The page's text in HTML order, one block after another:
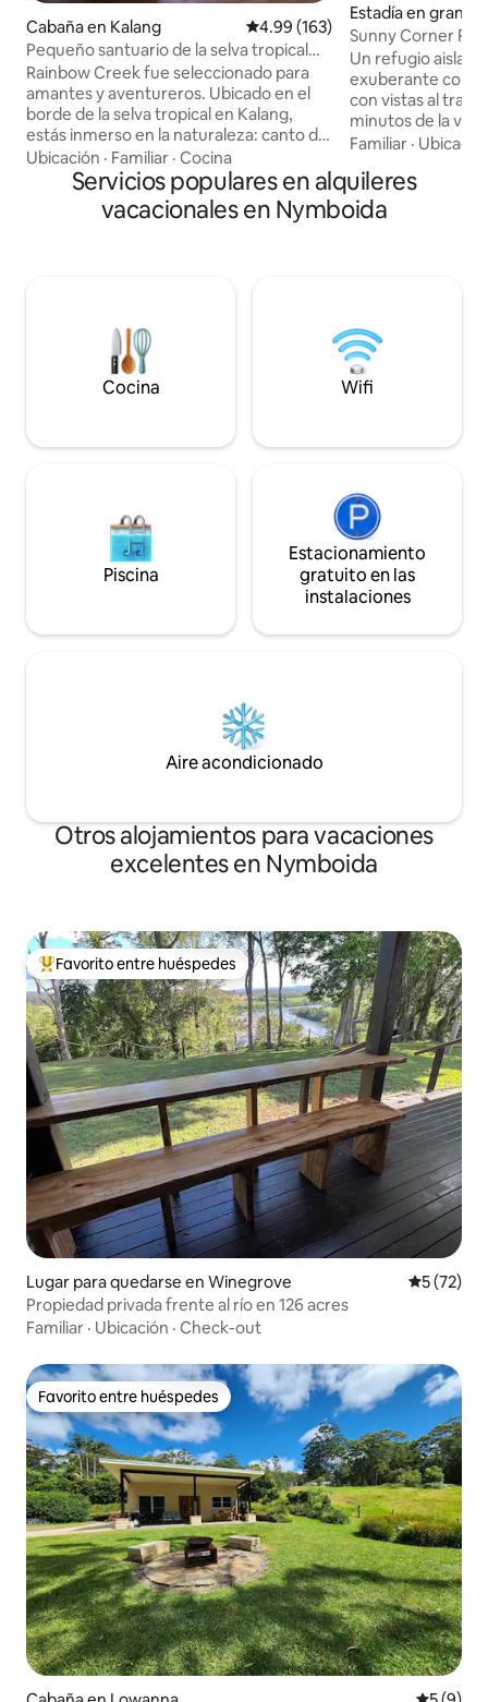
Cabaña en Kalang Calificación promedio: 4.99 de
4.99 (163)
Pequeño santuario de la selva tropical
cerca de Bellingen
Rainbow Creek fue seleccionado para
amantes y aventureros. Ubicado en el
borde de la selva tropical en Kalang,
estás inmerso en la naturaleza: canto de
pájaros, gusanos brillantes y un millón de
estrellas por la noche. Disfruta de
espacios lujosamente cómodos para
descansar o ser creativo en la biblioteca
suficientemente cerca como para salir a
una cena romántica o a un desayuno
relajado y café por la mañana.
Ubicación · Familiar · Cocina
Estadía en granja
n
Sunny Corner
Un refugio
exuberante
con vistas al
minutos de la
Sumérgete en tu
tamaño king y
chimenea de leña
refréscate en la
una botella
Una escapada
conectarte y
Familiar ·
Servicios populares en alquileres
vacacionales en Nymboida
Cocina Wifi
Piscina
Estacionamiento
gratuito en las
instalaciones
Aire acondicionado
Otros alojamientos para vacaciones
excelentes en Nymboida
Favorito entre huéspedes preferido
Favorito entre huéspedes
Lugar para quedarse en Winegrove
5 (72)
Propiedad privada frente al río en 126 acres
Familiar · Ubicación · Check-out
Favorito entre huéspedes
Favorito entre huéspedes